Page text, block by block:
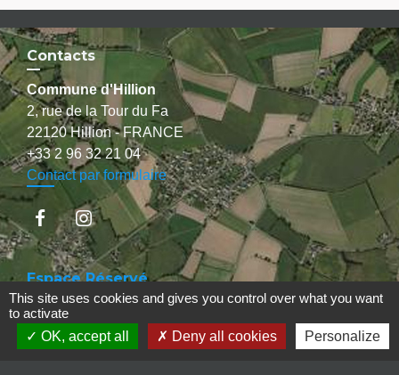
Contacts
Commune d'Hillion
2, rue de la Tour du Fa
22120 Hillion - FRANCE
+33 2 96 32 21 04
Contact par formulaire
Espace Réservé
Liens
This site uses cookies and gives you control over what you want
to activate
OK, accept all
Deny all cookies Personalize